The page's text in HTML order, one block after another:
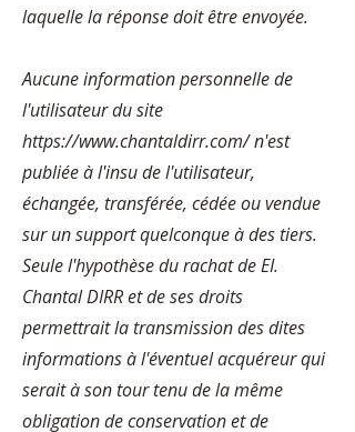
laquelle la réponse doit être envoyée.
Aucune information personnelle de
l'utilisateur du site
https://www.chantaldirr.com/n'est
publiée à l'insu de l'utilisateur,
échangée, transférée, cédée ou vendue
sur un support quelconque à des tiers.
Seule l'hypothèse du rachat de EI.
Chantal DIRR et de ses droits
permettrait la transmission des dites
informations à l'éventuel acquéreur qui
serait à son tour tenu de la même
obligation de conservation et de